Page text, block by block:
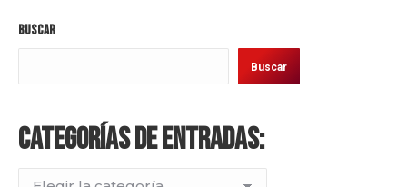
Buscar
Buscar
Categorías de entradas: